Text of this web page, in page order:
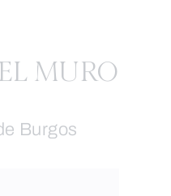
MURO
Burgos